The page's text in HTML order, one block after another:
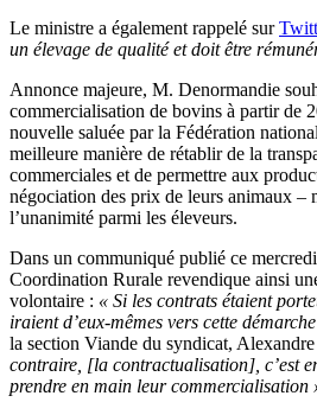
Le ministre a également rappelé sur
un élevage de qualité et doit être
Annonce majeure, M. Denormandie
commercialisation de bovins à partir de
nouvelle saluée par la Fédération
meilleure manière de rétablir de la
commerciales et de permettre aux
négociation des prix de leurs animaux –
l’unanimité parmi les éleveurs.
Dans un communiqué publié ce
Coordination Rurale revendique ainsi
volontaire : « Si les contrats étaient
iraient d’eux-mêmes vers cette démarche
la section Viande du syndicat,
contraire, [la contractualisation], c’est
prendre en main leur commercialisation